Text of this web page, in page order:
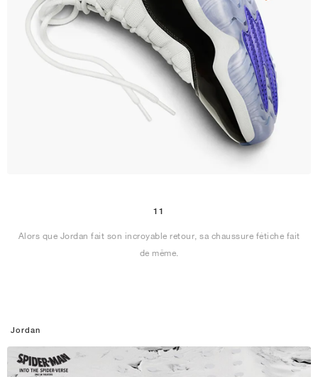
11
Alors que Jordan fait son incroyable retour, sa chaussure fétiche fait
de même.
Jordan